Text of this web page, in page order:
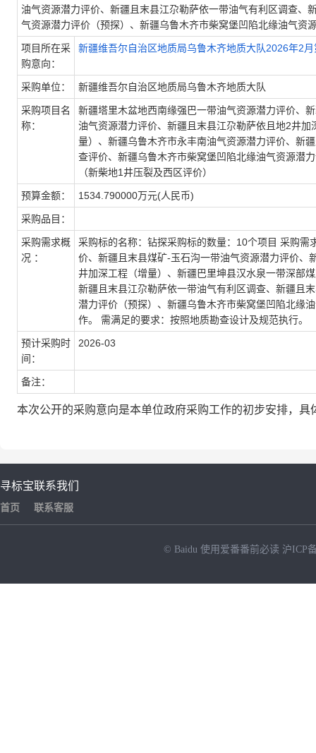
疆乌鲁木齐市永丰南油气资源潜
力评价、新疆且末县江尕勒萨依
一带油气有利区调查、新疆且末
县-若羌一带油气调查评价、新
疆乌鲁木齐市柴窝堡凹陷北缘油
气资源潜力评价(预探)、新疆乌
油气资源潜力评价、新疆且末县江尕勒萨依一带油气有利区调查
气资源潜力评价（预探）、新疆乌鲁木齐市柴窝堡凹陷北缘油气资
项目所在采
购意向：
新疆维吾尔自治区地质局乌鲁木齐地质大队2026年2
采购单位： 新疆维吾尔自治区地质局乌鲁木齐地质大队
采购项目名
称：
新疆塔里木盆地西南缘强巴一带油气资源潜力评价、
油气资源潜力评价、新疆且末县江尕勒萨依且地2井
量）、新疆乌鲁木齐市永丰南油气资源潜力评价、新
查评价、新疆乌鲁木齐市柴窝堡凹陷北缘油气资源潜
（新柴地1井压裂及西区评价）
预算金额： 1534.790000万元(人民币)
采购品目：
采购需求概
况 ：
采购标的名称：钻探采购标的数量：10个项目 采购
价、新疆且末县煤矿-玉石沟一带油气资源潜力评价
井加深工程（增量）、新疆巴里坤县汉水泉一带深部
新疆且末县江尕勒萨依一带油气有利区调查、新疆且
潜力评价（预探）、新疆乌鲁木齐市柴窝堡凹陷北缘
作。 需满足的要求：按照地质勘查设计及规范执行。
预计采购时
间：
2026-03
备注：
本次公开的采购意向是本单位政府采购工作的初步安排，
寻标宝
首页
联系我们
联系客服
© Baidu 使用爱番番前必读 沪ICP